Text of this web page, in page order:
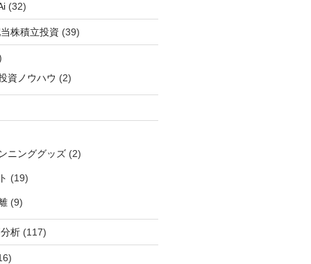
(32)
株積立投資 (39)
資ノウハウ (2)
ニンググッズ(2)
(19)
(9)
析(117)